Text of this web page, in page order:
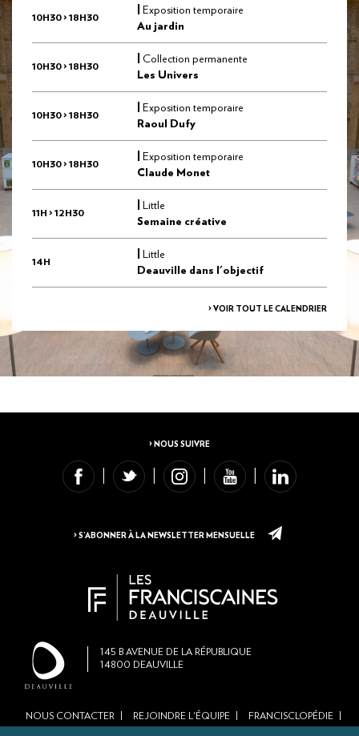
10H30 > 18H30
Exposition temporaire
Au jardin
10H30 > 18H30
Collection permanente
Les Univers
10H30 > 18H30
Exposition temporaire
Raoul Dufy
10H30 > 18H30
Exposition temporaire
Claude Monet
11H > 12H30
Little
Semaine créative
14H
Little
Deauville dans l'objectif
> VOIR TOUT LE CALENDRIER
> NOUS SUIVRE
> S’ABONNER À LA NEWSLETTER MENSUELLE
145 B AVENUE DE LA RÉPUBLIQUE
14800 DEAUVILLE
NOUS CONTACTER REJOINDRE L'ÉQUIPE FRANCISCLOPÉDIE